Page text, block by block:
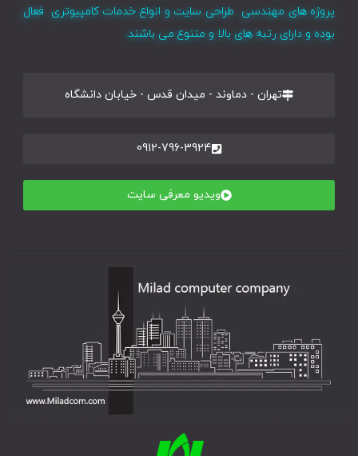
پروژه های مهندسی طراحی سایت و انواع خدمات کامپیوتری فعال
بوده و دارای رتبه های بالا و متنوع می باشند.
تهران - دماوند - میدان قدس - خیابان دانشگاه
0912-796-3924
ویدیو معرفی سایت